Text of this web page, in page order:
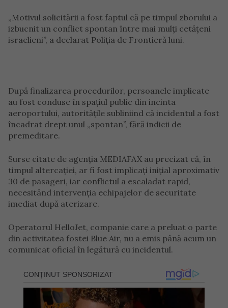
„Motivul solicitării a fost faptul că pe timpul zborului a
izbucnit un conflict spontan între mai mulți cetățeni
israelieni”, a declarat Poliția de Frontieră luni.
După finalizarea procedurilor, persoanele implicate
au fost conduse în spațiul public din incinta
aeroportului, autoritățile subliniind că incidentul a fost
încadrat drept unul „spontan”, fără indicii de
premeditare.
Surse citate de agenția MEDIAFAX au precizat că, în
timpul altercației, ar fi fost implicați inițial aproximativ
30 de pasageri, iar conflictul a escaladat rapid,
necesitând intervenția echipajelor de securitate
imediat după aterizare.
Operatorul HelloJet, companie care a preluat o parte
din activitatea fostei Blue Air, nu a emis până acum un
comunicat oficial în legătură cu incidentul.